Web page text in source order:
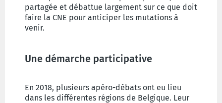
partagée et débattue largement sur ce que doit
faire la CNE pour anticiper les mutations à
venir.
Une démarche participative
En 2018, plusieurs apéro-débats ont eu lieu
dans les différentes régions de Belgique. Leur